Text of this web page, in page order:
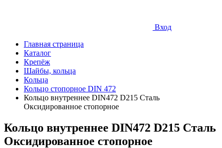
Вход
Главная страница
Каталог
Крепёж
Шайбы, кольца
Кольца
Кольцо стопорное DIN 472
Кольцо внутреннее DIN472 D215 Сталь
Оксидированное стопорное
Кольцо внутреннее DIN472 D215 Сталь
Оксидированное стопорное